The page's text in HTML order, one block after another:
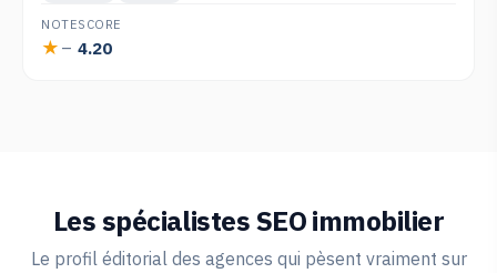
NOTE
—
SCORE
4.20
Les spécialistes SEO immobilier
Le profil éditorial des agences qui pèsent vraiment sur